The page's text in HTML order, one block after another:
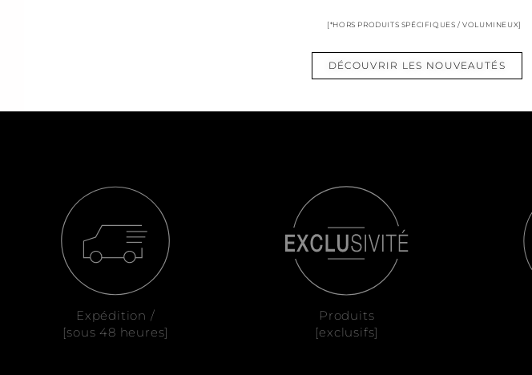
[*HORS PRODUITS SPÉCIFIQUES / VOLUMINEUX]
DÉCOUVRIR LES NOUVEAUTÉS
Expédition /
[sous 48 heures]
Produits
[exclusifs]